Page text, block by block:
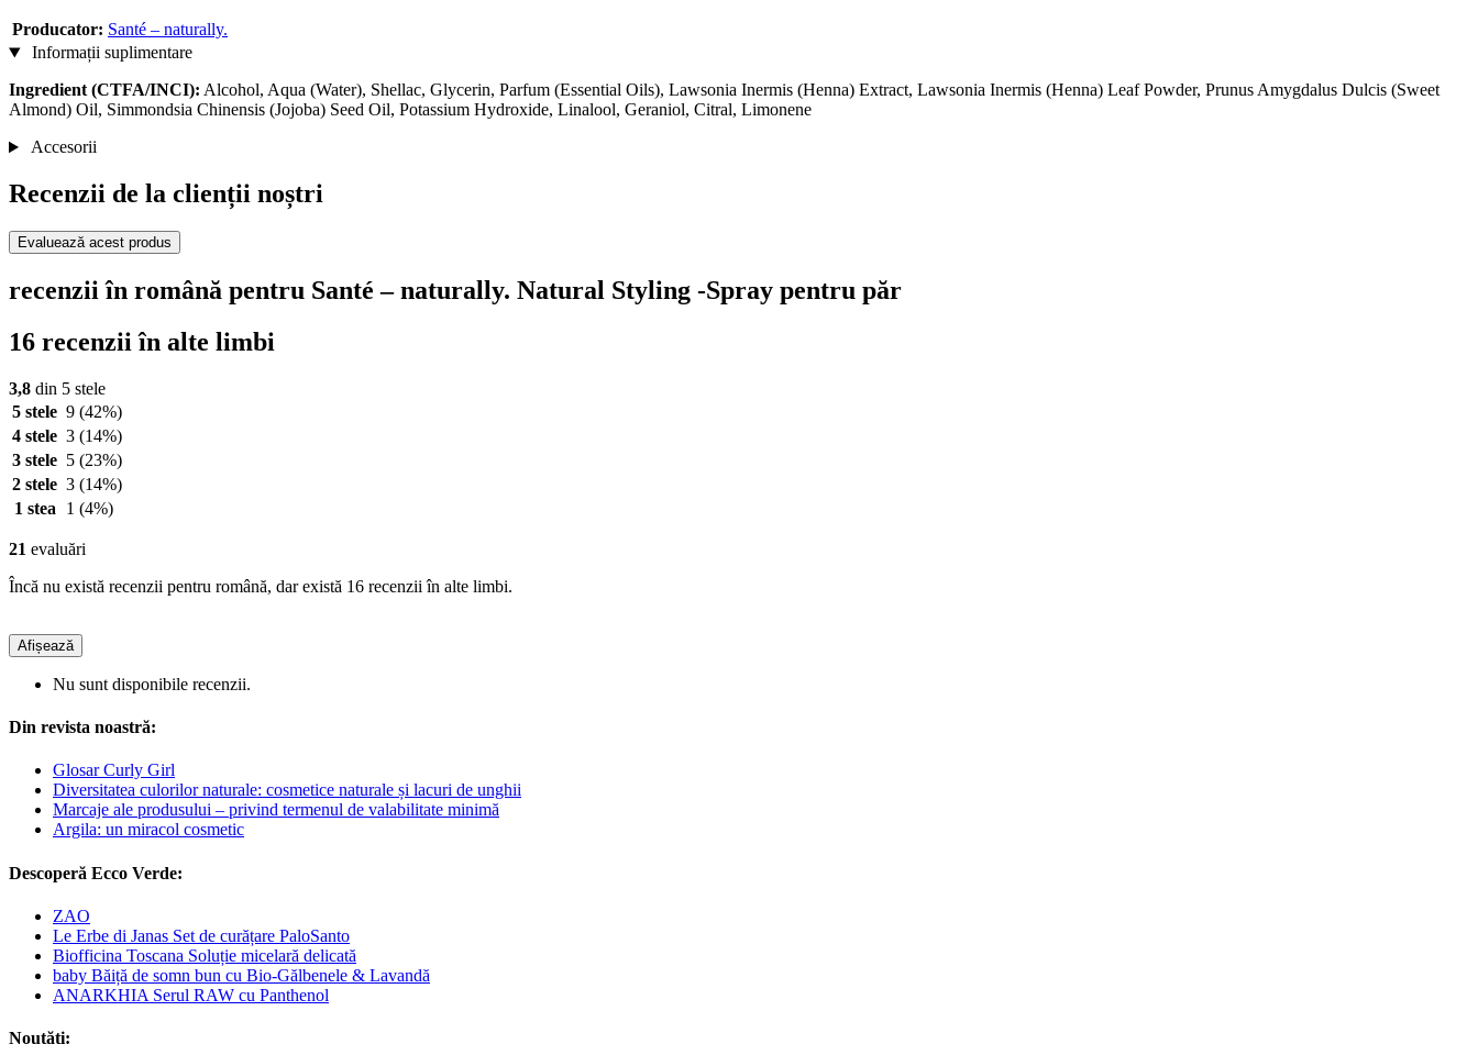
Producator: Santé – naturally.
Informații suplimentare
Ingredient (CTFA/INCI): Alcohol, Aqua (Water), Shellac, Glycerin, Parfum (Essential Oils), Lawsonia Inermis (Henna) Extract, Lawsonia Inermis (Henna) Leaf Powder, Prunus Amygdalus Dulcis (Sweet
Almond) Oil, Simmondsia Chinensis (Jojoba) Seed Oil, Potassium Hydroxide, Linalool, Geraniol, Citral, Limonene
Accesorii
Recenzii de la clienții noștri
Evaluează acest produs
recenzii în română pentru Santé – naturally. Natural Styling -Spray pentru păr
16 recenzii în alte limbi
3,8 din 5 stele
5 stele 9 (42%)
4 stele 3 (14%)
3 stele 5 (23%)
2 stele 3 (14%)
1 stea
1 (4%)
21 evaluări
Încă nu există recenzii pentru română, dar există 16 recenzii în alte limbi.
Afișează
Nu sunt disponibile recenzii.
Din revista noastră:
Glosar Curly Girl
Diversitatea culorilor naturale: cosmetice naturale și lacuri de unghii
Marcaje ale produsului – privind termenul de valabilitate minimă
Argila: un miracol cosmetic
Descoperă Ecco Verde:
ZAO
Le Erbe di Janas Set de curățare PaloSanto
Biofficina Toscana Soluție micelară delicată
baby Băiță de somn bun cu Bio-Gălbenele & Lavandă
ANARKHIA Serul RAW cu Panthenol
Noutăți: